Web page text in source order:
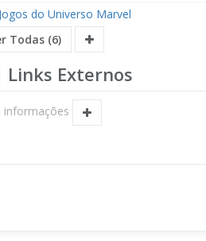
Jogos do Universo Marvel
Todas (6)
Links Externos
informações